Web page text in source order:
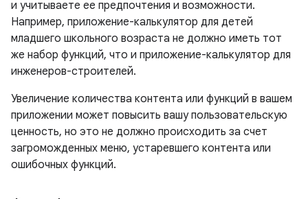
и учитываете ее предпочтения и возможности.
Например, приложение-калькулятор для детей
младшего школьного возраста не должно иметь тот
же набор функций, что и приложение-калькулятор для
инженеров-строителей.
Увеличение количества контента или функций в вашем
приложении может повысить вашу пользовательскую
ценность, но это не должно происходить за счет
загроможденных меню, устаревшего контента или
ошибочных функций.